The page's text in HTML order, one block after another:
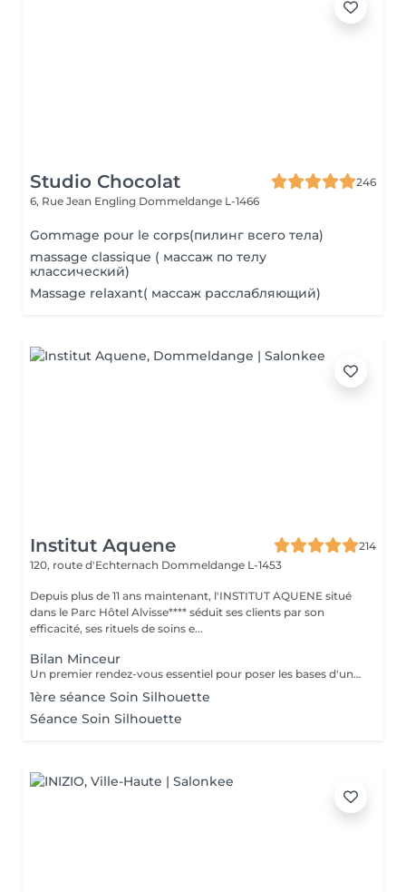
Studio Chocolat
246
6, Rue Jean Engling Dommeldange L-1466
Gommage pour le corps(пилинг всего тела)
massage classique ( массаж по телу
классический)
Massage relaxant( массаж расслабляющий)
Institut Aquene
214
120, route d'Echternach Dommeldange L-1453
Depuis plus de 11 ans maintenant, l'INSTITUT AQUENE situé
dans le Parc Hôtel Alvisse**** séduit ses clients par son
efficacité, ses rituels de soins e...
Bilan Minceur
Un premier rendez-vous essentiel pour poser les bases d'un accompagnement efficace et personnalisé. Lors de ce bilan, nous analysons votre morphologie, vos habitudes, votre hygiène de vie et vos objectifs. Cela nous permet de comprendre les causes profondes de vos difficultés et de définir ensemble un programme adapté : soins, fréquence, conseils, cosmétique, hygiène de vie. Objectif : construire un plan minceur global, réaliste et efficace, en lien avec votre corps et vos besoins.
1ère séance Soin Silhouette
Séance Soin Silhouette